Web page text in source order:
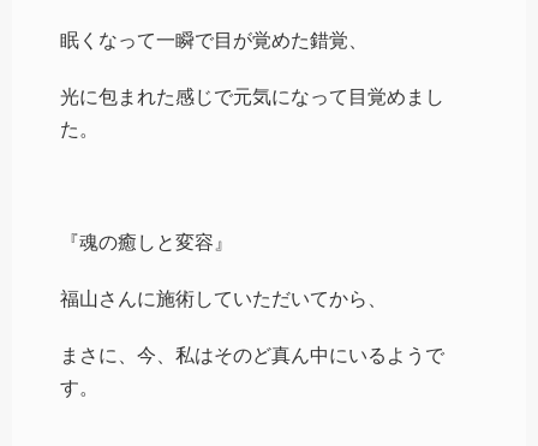
眠くなって一瞬で目が覚めた錯覚、
光に包まれた感じで元気になって目覚めまし
た。
『魂の癒しと変容』
福山さんに施術していただいてから、
まさに、今、私はそのど真ん中にいるようで
す。